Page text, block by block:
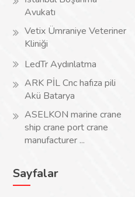
Avukatı
Vetix Ümraniye Veteriner
Kliniği
LedTr Aydınlatma
ARK PİL Cnc hafıza pili
Akü Batarya
ASELKON marine crane
ship crane port crane
manufacturer ...
Sayfalar